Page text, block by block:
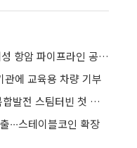
앱클론, AACR 2026서 차세대 난치성 항암 파이프라인 공개…글로벌 기술수출 도전
관에 교육용 차량 기부
두산에너빌리티, 美 기업에 대형 복합발전 스팀터빈 첫 수주
스테이블코인 확장